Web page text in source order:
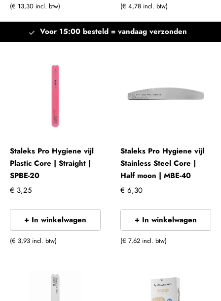
(€ 13,30 incl. btw) (€ 4,78 incl. btw)
Voor 15:00 besteld = vandaag verzonden
Staleks Pro Hygiene vijl
Plastic Core | Straight |
SPBE-20
€ 3,25
+ In winkelwagen
(€ 3,93 incl. btw)
Staleks Pro Hygiene vijl
Stainless Steel Core |
Half moon | MBE-40
€ 6,30
+ In winkelwagen
(€ 7,62 incl. btw)